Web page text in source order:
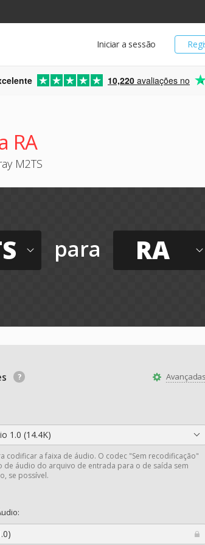
Iniciar a sessão
10,220 avaliações no
RA
M2TS
para RA
Avançadas
1.0 (14.4K)
codificar a faixa de áudio. O codec "Sem recodificação"
de áudio do arquivo de entrada para o de saída sem
se possível.